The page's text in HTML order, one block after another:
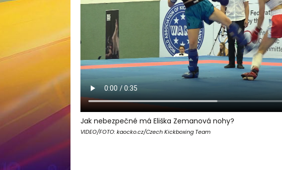
Jak nebezpečné má Eliška Zemanová nohy?
VIDEO/FOTO: kaocko.cz/Czech Kickboxing Team